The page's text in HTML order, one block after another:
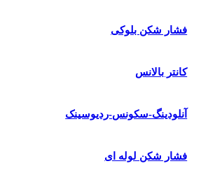
فشار شکن بلوکی
کانتر بالانس
آنلودینگ-سکونس-ردیوسینک
فشار شکن لوله ای